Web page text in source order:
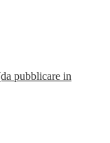
pubblicare in